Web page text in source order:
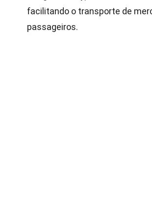
facilitando o transporte de
passageiros.